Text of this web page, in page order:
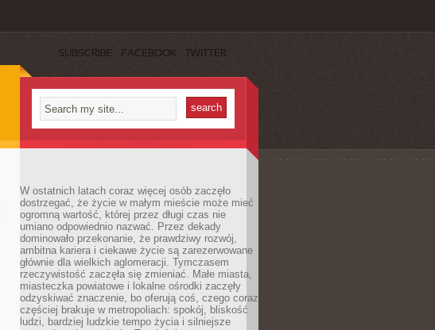
SUBSCRIBE FACEBOOK TWITTER
W ostatnich latach coraz więcej osób zaczęło
dostrzegać, że życie w małym mieście może mieć
ogromną wartość, której przez długi czas nie
umiano odpowiednio nazwać. Przez dekady
dominowało przekonanie, że prawdziwy rozwój,
ambitna kariera i ciekawe życie są zarezerwowane
głównie dla wielkich aglomeracji. Tymczasem
rzeczywistość zaczęła się zmieniać. Małe miasta,
miasteczka powiatowe i lokalne ośrodki zaczęły
odzyskiwać znaczenie, bo oferują coś, czego coraz
częściej brakuje w metropoliach: spokój, bliskość
ludzi, bardziej ludzkie tempo życia i silniejsze